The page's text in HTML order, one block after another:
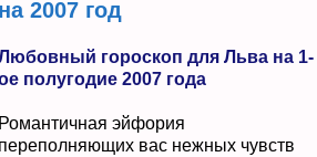
на 2007 год
гороскоп для Льва на 1-
полугодие 2007 года
Романтичная эйфория
переполняющих вас нежных чувств